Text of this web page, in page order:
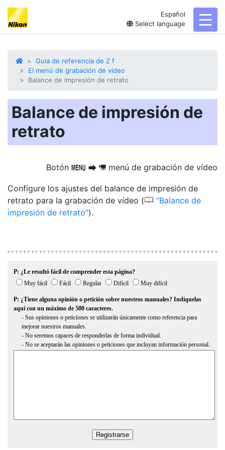
Español
Select language
Guia de referencia de Z f
El menú de grabación de vídeo
Balance de impresión de retrato
Balance de impresión de
retrato
Botón G U 1 menú de grabación de vídeo
Configure los ajustes del balance de impresión de
retrato para la grabación de vídeo (0 Balance de
impresión de retrato ).